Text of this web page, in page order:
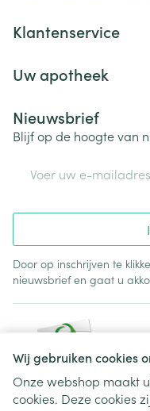
Wij gebruiken cookies
Onze webshop maakt
cookies. Deze cookies
Klantenservice
Uw apotheek
Nieuwsbrief
Blijf op de hoogte van
Door op inschrijven te
nieuwsbrief en gaat u
Juridische links